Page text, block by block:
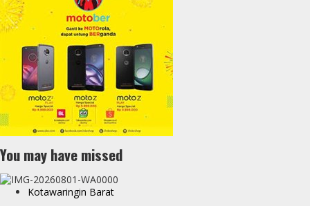
You may have missed
Kotawaringin Barat